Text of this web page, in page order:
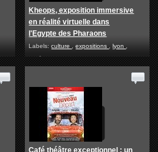
Kheops, exposition immersive
en réalité virtuelle dans
l'Egypte des Pharaons
Labels:culture ,expositions ,lyon ,
tourisme